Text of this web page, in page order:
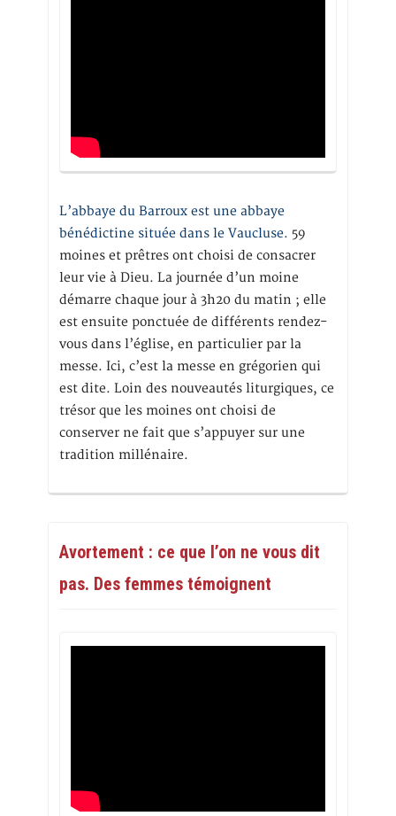
L’abbaye du Barroux est une abbaye
bénédictine située dans le Vaucluse. 59
moines et prêtres ont choisi de consacrer
leur vie à Dieu. La journée d’un moine
démarre chaque jour à 3h20 du matin ; elle
est ensuite ponctuée de différents rendez-
vous dans l’église, en particulier par la
messe. Ici, c’est la messe en grégorien qui
est dite. Loin des nouveautés liturgiques, ce
trésor que les moines ont choisi de
conserver ne fait que s’appuyer sur une
tradition millénaire.
Avortement : ce que l’on ne vous dit
pas. Des femmes témoignent